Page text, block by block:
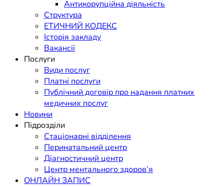
Антикорупційна діяльність
Структура
ЕТИЧНИЙ КОДЕКС
Історія закладу
Вакансії
Послуги
Види послуг
Платні послуги
Публічний договір про надання платних
медичних послуг
Новини
Підрозділи
Стаціонарні відділення
Перинатальний центр
Діагностичний центр
Центр ментального здоров’я
ОНЛАЙН ЗАПИС